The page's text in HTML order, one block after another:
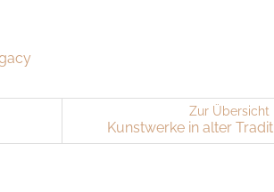
Zur Übersicht
Kunst­wer­ke in alter